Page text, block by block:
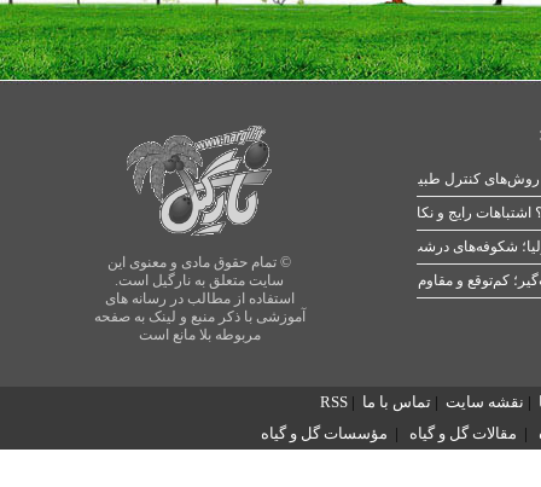
© تمام حقوق مادی و معنوی این
سایت متعلق به نارگیل است.
استفاده از مطالب در رسانه های
آموزشی با ذکر منبع و لینک به صفحه
مربوطه بلا مانع است
رایج و نکات طلایی
شکوفه‌های درشت در بهار
| نقشه سایت | تماس با ما |
RSS
| مقالات گل و گیاه | مؤسسات گل و گیاه